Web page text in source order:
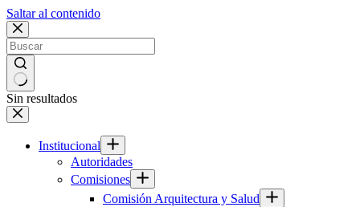
Saltar al contenido
Sin resultados
Institucional
Autoridades
Comisiones
Comisión Arquitectura y Salud